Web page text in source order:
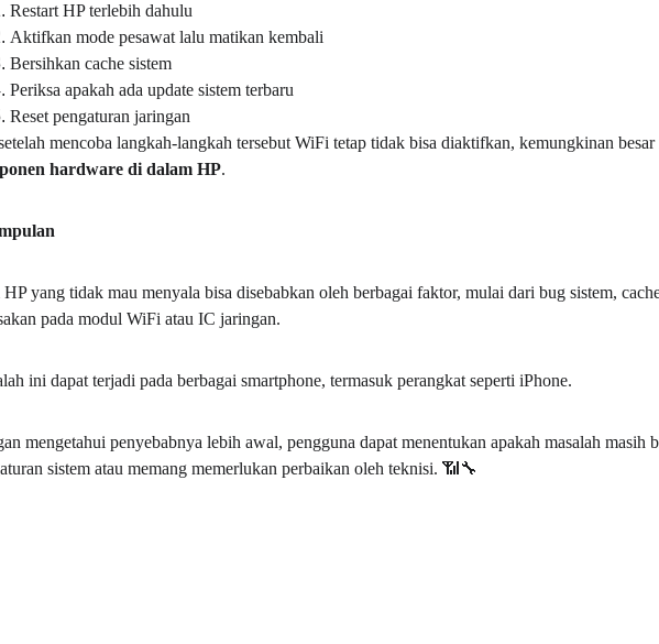
Restart HP terlebih dahulu
Aktifkan mode pesawat lalu matikan kembali
Bersihkan cache sistem
Periksa apakah ada update sistem terbaru
Reset pengaturan jaringan
mencoba langkah-langkah tersebut WiFi tetap tidak bisa diaktifkan, kemungkinan besar
hardware di dalam HP.
yang tidak mau menyala bisa disebabkan oleh berbagai faktor, mulai dari bug sistem,
pada modul WiFi atau IC jaringan.
ini dapat terjadi pada berbagai smartphone, termasuk perangkat seperti iPhone.
mengetahui penyebabnya lebih awal, pengguna dapat menentukan apakah masalah masih
sistem atau memang memerlukan perbaikan oleh teknisi. 📶🔧